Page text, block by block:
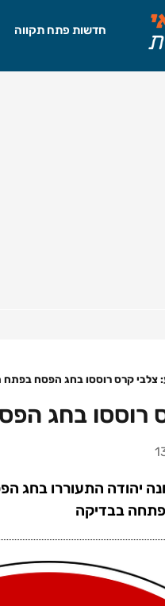
חדשות פתח תקווה
צלבי קרס רוססו בחג הפסח בפתח
רוססו בחג
יהודה התעוררו בחג
בבדיקה